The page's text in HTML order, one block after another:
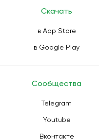
Скачать
в App Store
в Google Play
Сообщества
Telegram
Youtube
Вконтакте